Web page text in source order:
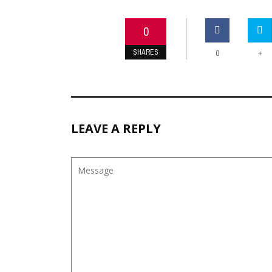
0
SHARES 0 +
LEAVE A REPLY